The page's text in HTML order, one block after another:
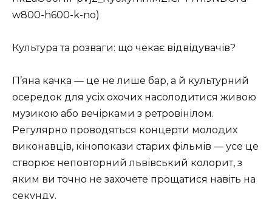
w800-h600-k-no)
Культура та розваги: що чекає відвідувачів?
П’яна качка — це не лише бар, а й культурний
осередок для усіх охочих насолодитися живою
музикою або вечірками з ретровінілом.
Регулярно проводяться концерти молодих
виконавців, кінопокази старих фільмів — усе це
створює неповторний львівський колорит, з
яким ви точно не захочете прощатися навіть на
секунду.